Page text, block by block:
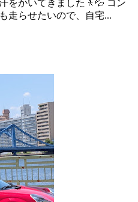
をかいてきました🚶💦 コン
走らせたいので、自宅...